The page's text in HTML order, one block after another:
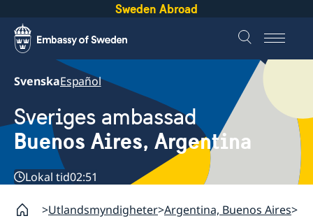
Sweden Abroad
SvenskaEspañol
Sveriges ambassad
Buenos Aires, Argentina
Lokal tid02:51
Utlandsmyndigheter Argentina, Buenos Aires